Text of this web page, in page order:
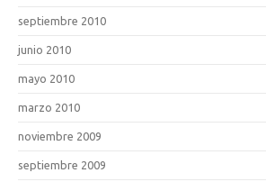
septiembre 2010
junio 2010
mayo 2010
marzo 2010
noviembre 2009
septiembre 2009